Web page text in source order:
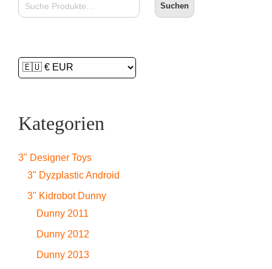
Suchen
Kategorien
3" Designer Toys
3" Dyzplastic Android
3" Kidrobot Dunny
Dunny 2011
Dunny 2012
Dunny 2013